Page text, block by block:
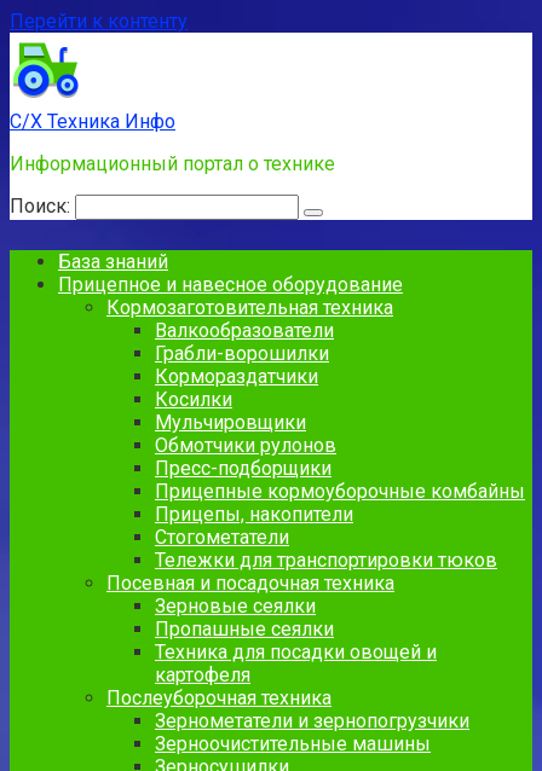
Перейти к контенту
С/Х Техника Инфо
Информационный портал о технике
Поиск:
База знаний
Прицепное и навесное оборудование
Кормозаготовительная техника
Валкообразователи
Грабли-ворошилки
Кормораздатчики
Косилки
Мульчировщики
Обмотчики рулонов
Пресс-подборщики
Прицепные кормоуборочные комбайны
Прицепы, накопители
Стогометатели
Тележки для транспортировки тюков
Посевная и посадочная техника
Зерновые сеялки
Пропашные сеялки
Техника для посадки овощей и
картофеля
Послеуборочная техника
Зернометатели и зернопогрузчики
Зерноочистительные машины